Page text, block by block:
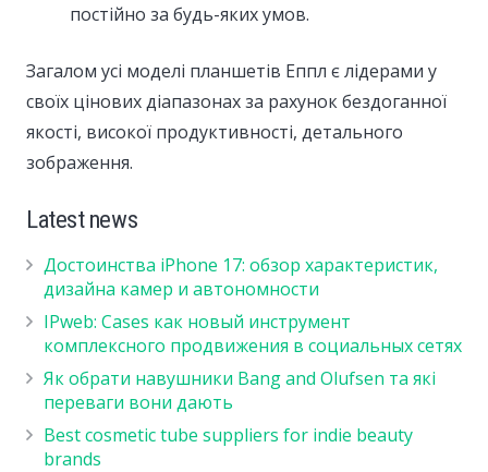
постійно за будь-яких умов.
Загалом усі моделі планшетів Еппл є лідерами у
своїх цінових діапазонах за рахунок бездоганної
якості, високої продуктивності, детального
зображення.
Latest news
Достоинства iPhone 17: обзор характеристик,
дизайна камер и автономности
IPweb: Cases как новый инструмент
комплексного продвижения в социальных сетях
Як обрати навушники Bang and Olufsen та які
переваги вони дають
Best cosmetic tube suppliers for indie beauty
brands